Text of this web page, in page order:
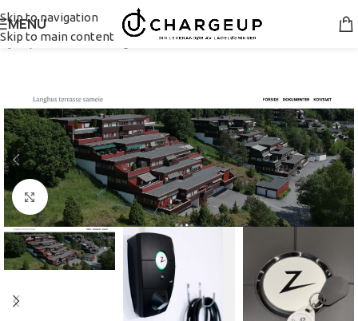
Skip to navigation
Skip to main content
MENU
Hjem/Pakke borettslag
Se større bilde